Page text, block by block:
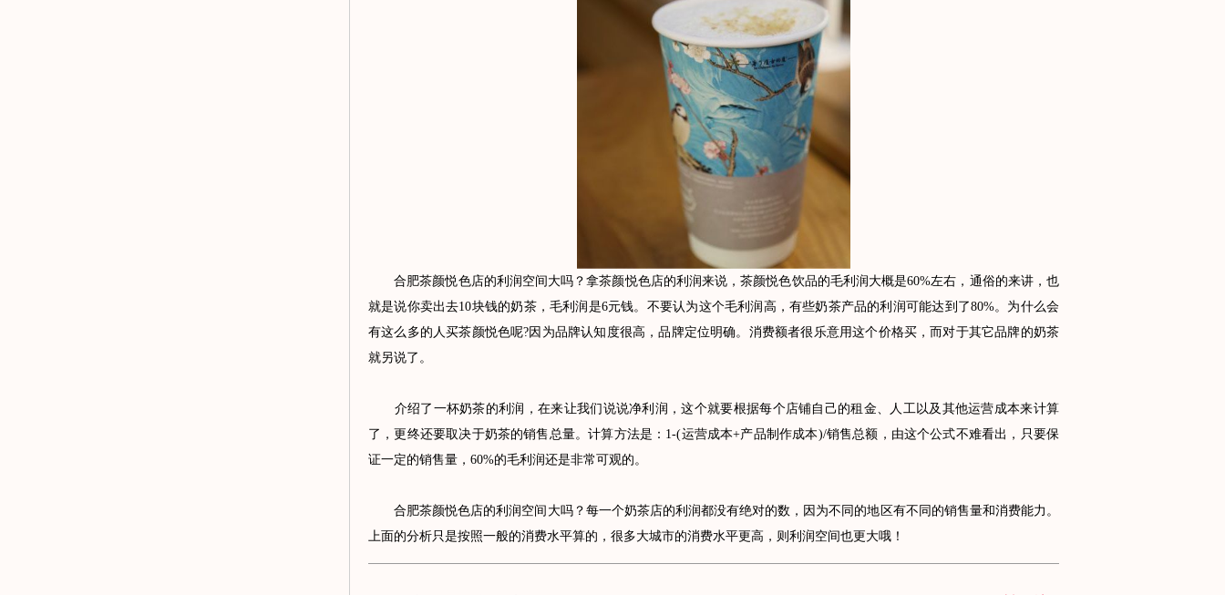
合肥茶颜悦色店的利润空间大吗？拿茶颜悦色店的利润来说，茶颜悦色饮品的毛利润大概是60%左右，通俗的来讲，也
就是说你卖出去10块钱的奶茶，毛利润是6元钱。不要认为这个毛利润高，有些奶茶产品的利润可能达到了80%。为什么会
有这么多的人买茶颜悦色呢?因为品牌认知度很高，品牌定位明确。消费额者很乐意用这个价格买，而对于其它品牌的奶茶
就另说了。
介绍了一杯奶茶的利润，在来让我们说说净利润，这个就要根据每个店铺自己的租金、人工以及其他运营成本来计算
了，更终还要取决于奶茶的销售总量。计算方法是：1-(运营成本+产品制作成本)/销售总额，由这个公式不难看出，只要保
证一定的销售量，60%的毛利润还是非常可观的。
合肥茶颜悦色店的利润空间大吗？每一个奶茶店的利润都没有绝对的数，因为不同的地区有不同的销售量和消费能力。
上面的分析只是按照一般的消费水平算的，很多大城市的消费水平更高，则利润空间也更大哦！